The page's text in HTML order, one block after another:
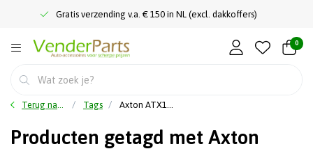
Gratis verzending v.a. € 150 in NL (excl. dakkoffers)
0
Terug naar home Tags Axton ATX165
Producten getagd met Axton